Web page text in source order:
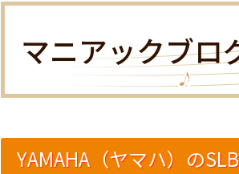
マニアックブロ
YAMAHA（ヤマハ）の